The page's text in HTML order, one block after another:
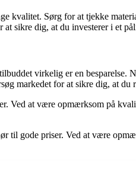
kvalitet. Sørg for at tjekke
sikre dig, at du investerer i et
virkelig er en besparelse.
markedet for at sikre dig, at du
Ved at være opmærksom på
til gode priser. Ved at være